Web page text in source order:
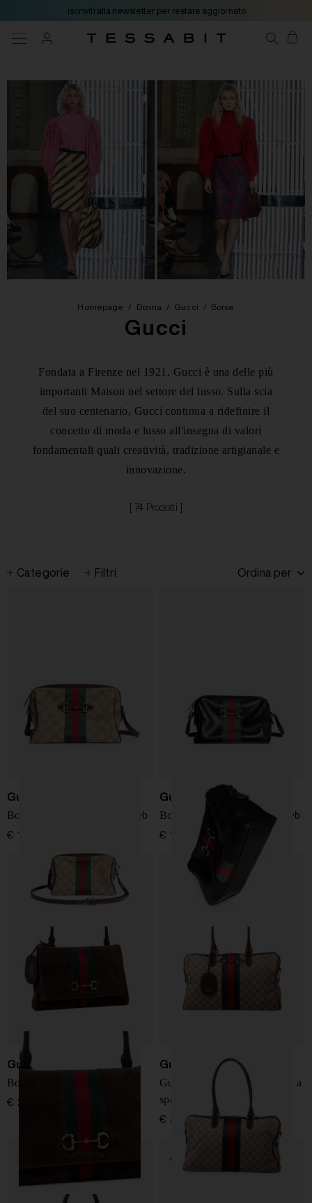
iscriviti alla newsletter per restare aggiornato
Homepage / Donna / Gucci / Borse
Gucci
Fondata a Firenze nel 1921, Gucci è una delle più
importanti Maison nel settore del lusso. Sulla scia
del suo centenario, Gucci continua a ridefinire il
concetto di moda e lusso all'insegna di valori
fondamentali quali creatività, tradizione artigianale e
innovazione.
[ 74 Prodotti ]
Categorie Filtri Ordina per
Gucci
Borsa a tracolla Horsebit Web
€ 1.550,00
Gucci
Borsa a tracolla Horsebit Web
€ 1.750,00
Gucci
Borsa in pelle Horsebit Web
€ 2.900,00
Gucci
Gucci Borsetto grande borsa a
spalla
€ 2.600,00